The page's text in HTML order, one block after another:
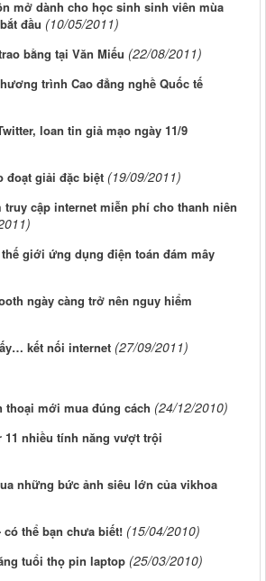
mở dành cho học sinh sinh viên mùa
đầu (10/05/2011)
bằng tại Văn Miếu (22/08/2011)
trình Cao đẳng nghề Quốc tế
loan tin giả mạo ngày 11/9
đoạt giải đặc biệt (19/09/2011)
cập internet miễn phí cho thanh niên
thế giới ứng dụng điện toán đám mây
ngày càng trở nên nguy hiểm
kết nối internet (27/09/2011)
thoại mới mua đúng cách (24/12/2010)
11 nhiều tính năng vượt trội
những bức ảnh siêu lớn của vikhoa
thể bạn chưa biết! (15/04/2010)
tuổi thọ pin laptop (25/03/2010)